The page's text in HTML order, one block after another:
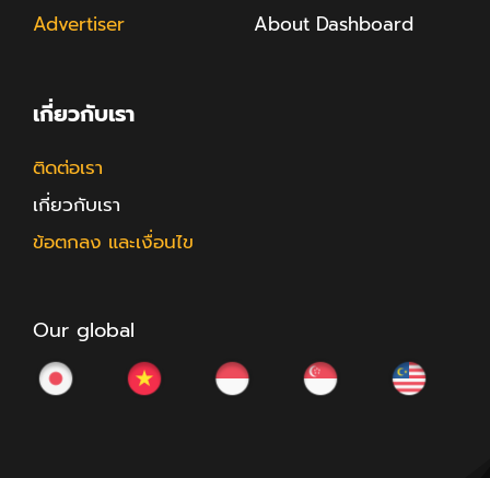
Advertiser
About Dashboard
เกี่ยวกับเรา
ติดต่อเรา
เกี่ยวกับเรา
ข้อตกลง และเงื่อนไข
Our global